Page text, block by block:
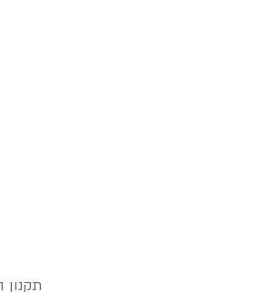
תקנון